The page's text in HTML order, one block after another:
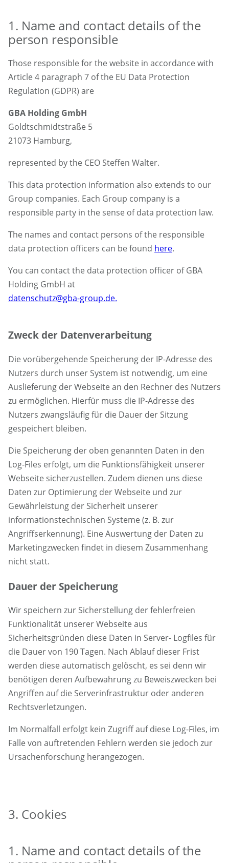
1. Name and contact details of the
person responsible
Those responsible for the website in accordance with
Article 4 paragraph 7 of the EU Data Protection
Regulation (GDPR) are
GBA Holding GmbH
Goldtschmidtstraße 5
21073 Hamburg,
represented by the CEO Steffen Walter.
This data protection information also extends to our
Group companies. Each Group company is a
responsible party in the sense of data protection law.
The names and contact persons of the responsible
data protection officers can be found here.
You can contact the data protection officer of GBA
Holding GmbH at
datenschutz@gba-group.de.
Zweck der Datenverarbeitung
Die vorübergehende Speicherung der IP-Adresse des
Nutzers durch unser System ist notwendig, um eine
Auslieferung der Webseite an den Rechner des Nutzers
zu ermöglichen. Hierfür muss die IP-Adresse des
Nutzers zwangsläufig für die Dauer der Sitzung
gespeichert bleiben.
Die Speicherung der oben genannten Daten in den
Log-Files erfolgt, um die Funktionsfähigkeit unserer
Webseite sicherzustellen. Zudem dienen uns diese
Daten zur Optimierung der Webseite und zur
Gewährleistung der Sicherheit unserer
informationstechnischen Systeme (z. B. zur
Angriffserkennung). Eine Auswertung der Daten zu
Marketingzwecken findet in diesem Zusammenhang
nicht statt.
Dauer der Speicherung
Wir speichern zur Sicherstellung der fehlerfreien
Funktionalität unserer Webseite aus
Sicherheitsgründen diese Daten in Server- Logfiles für
die Dauer von 190 Tagen. Nach Ablauf dieser Frist
werden diese automatisch gelöscht, es sei denn wir
benötigen deren Aufbewahrung zu Beweiszwecken bei
Angriffen auf die Serverinfrastruktur oder anderen
Rechtsverletzungen.
Im Normalfall erfolgt kein Zugriff auf diese Log-Files, im
Falle von auftretenden Fehlern werden sie jedoch zur
Ursachenforschung herangezogen.
3. Cookies
1. Name and contact details of the